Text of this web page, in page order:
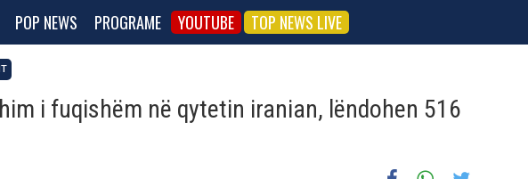
POP NEWS PROGRAME YOUTUBE TOP NEWS LIVE
i fuqishëm në qytetin iranian, lëndohen 516